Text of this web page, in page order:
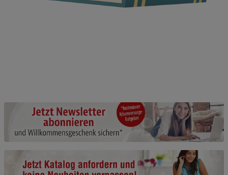
Beschreibung Notwendige Cookies
Cookie-Informationenanzeigen
Funktionale Cookies (1) Funktionale
Beschreibung Funktionale Cookies